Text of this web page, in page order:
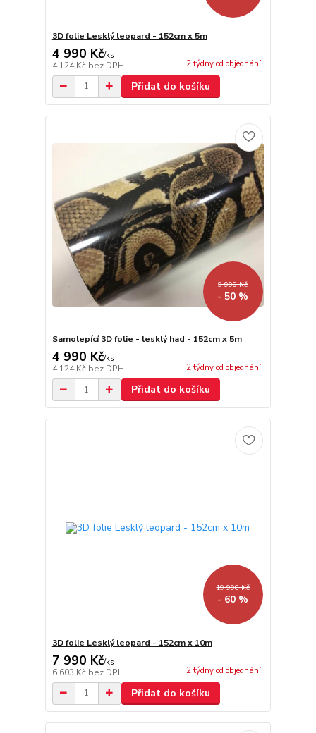
3D folie Lesklý leopard - 152cm x 5m
4 990 Kč/ks
4 124 Kč bez DPH 2 týdny od objednání
Přidat do košíku
9 990 Kč
- 50 %
Samolepící 3D folie - lesklý had - 152cm x 5m
4 990 Kč/ks
4 124 Kč bez DPH 2 týdny od objednání
Přidat do košíku
19 990 Kč
- 60 %
3D folie Lesklý leopard - 152cm x 10m
7 990 Kč/ks
6 603 Kč bez DPH 2 týdny od objednání
Přidat do košíku